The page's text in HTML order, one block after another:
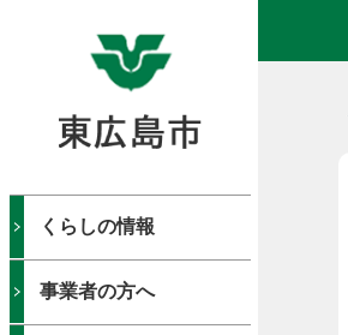
くらしの情報
事業者の方へ